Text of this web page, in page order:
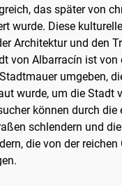
das später von
wurde. Diese
Architektur und den
von Albarracín ist von
umgeben,
wurde, um die Stadt
können durch die
schlendern und
die von der reichen